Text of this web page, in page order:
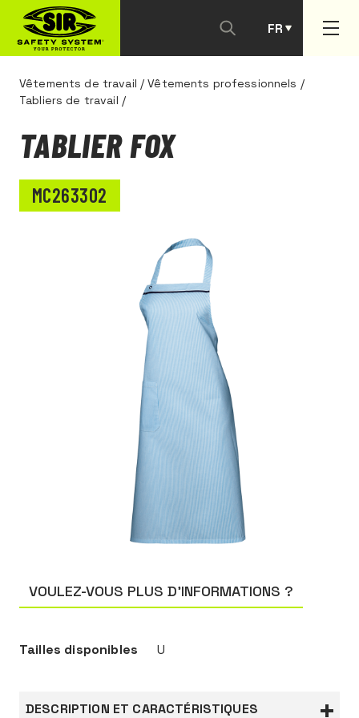
FR
PT
Vêtements de travail /Vêtements professionnels /
Tabliers de travail /
VOULEZ-VOUS PLUS D’INFORMATIONS ?
Tailles disponibles U
DESCRIPTION ET CARACTÉRISTIQUES
TABLIER FOX
MC263302